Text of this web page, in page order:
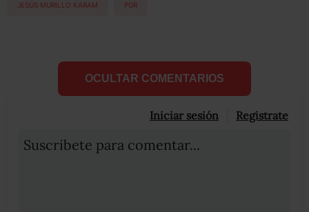
JESÚS MURILLO KARAM PGR
OCULTAR COMENTARIOS
Iniciar sesión Registrate
Suscribete para comentar...